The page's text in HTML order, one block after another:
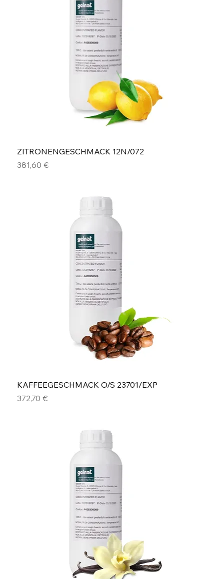
ZITRONENGESCHMACK 12N/072
Preis
381,60 €
KAFFEEGESCHMACK O/S 23701/EXP
Preis
372,70 €